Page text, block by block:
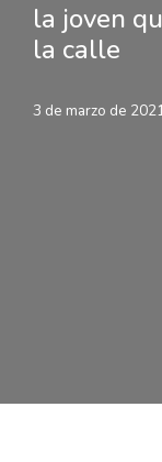
la joven
la calle
3 de marzo de